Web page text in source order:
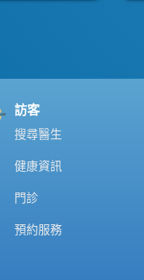
訪客
搜尋醫生
健康資訊
門診
預約服務